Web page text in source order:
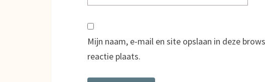
Mijn naam, e-mail en site opslaan in deze
reactie plaats.